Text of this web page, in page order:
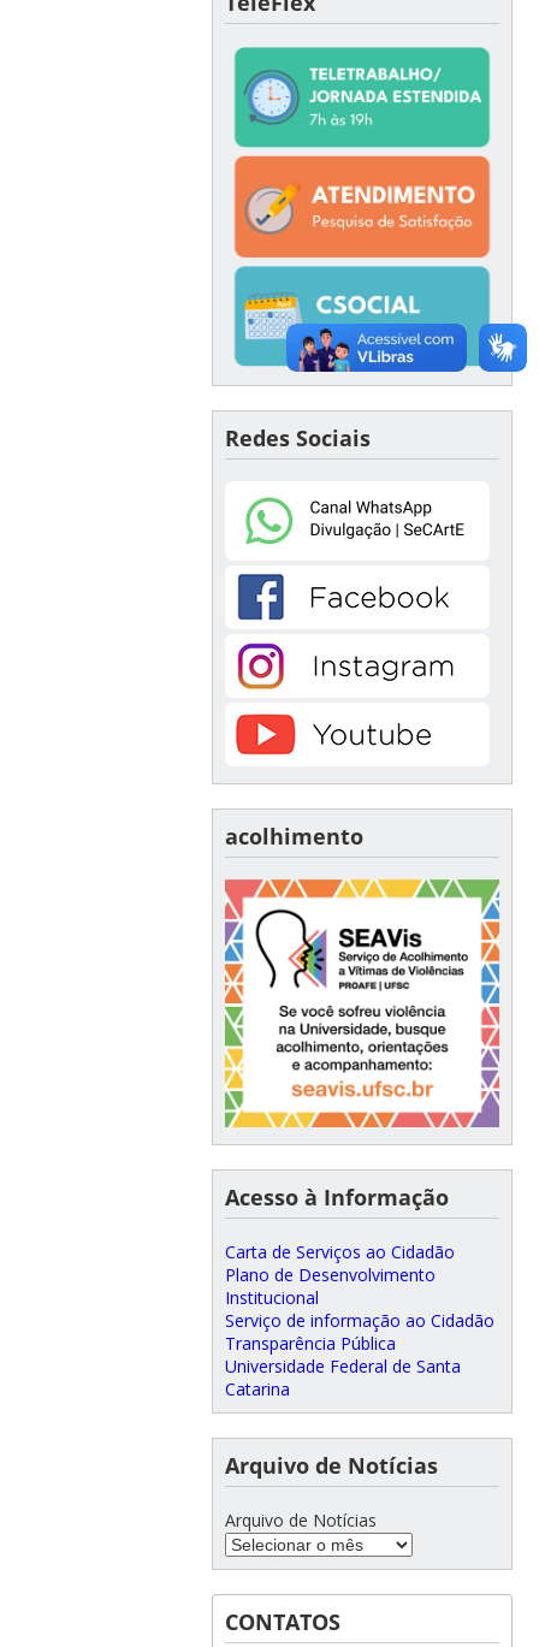
Redes Sociais
acolhimento
Acesso à Informação
Carta de Serviços ao Cidadão
Plano de Desenvolvimento
Institucional
Serviço de informação ao Cidadão
Transparência Pública
Universidade Federal de Santa
Catarina
Arquivo de Notícias
Arquivo de Notícias
CONTATOS